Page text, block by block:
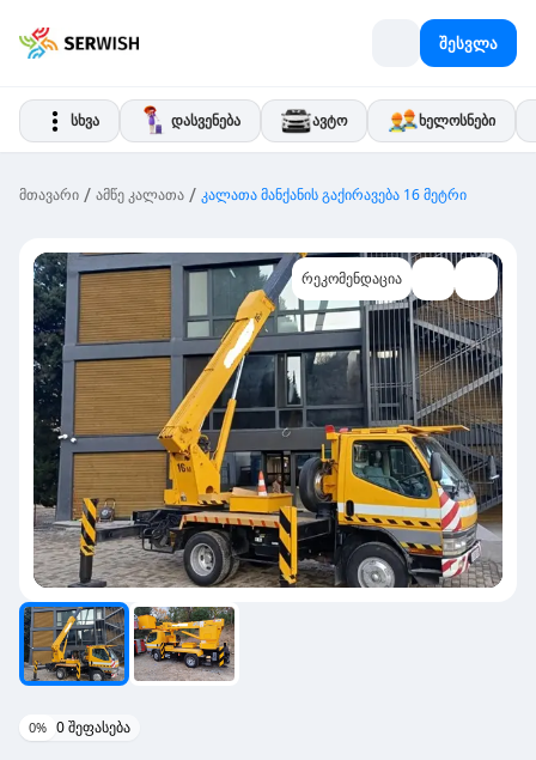
შესვლა
სხვა დასვენება ავტო ხელოსნები
მთავარი / ამწე კალათა / კალათა მანქანის გაქირავება 16 მეტრი
რეკომენდაცია
0% 0შეფასება